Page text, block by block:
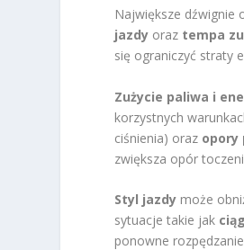
Największe dźwignie
jazdy oraz tempa
się ograniczyć straty
Zużycie paliwa i
korzystnych
ciśnienia) oraz opory
zwiększa opór
Styl jazdy może
sytuacje takie jak
ponowne